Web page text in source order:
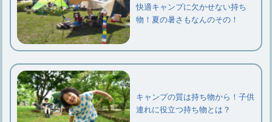
快適キャンプに欠かせない持ち
物！夏の暑さもなんのその！
キャンプの質は持ち物から！子供
連れに役立つ持ち物とは？